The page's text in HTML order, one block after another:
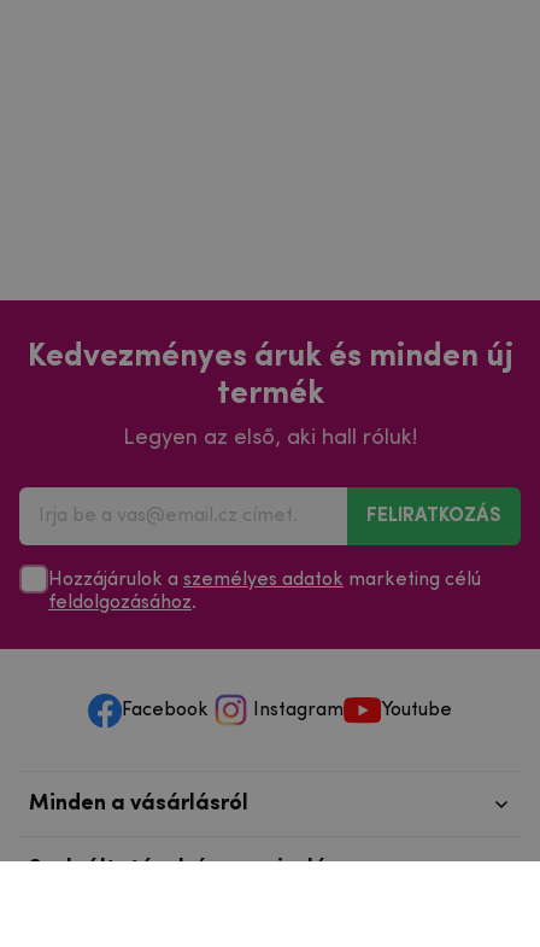
Kedvezményes áruk és minden új
termék
Legyen az első, aki hall róluk!
FELIRATKOZÁS
Hozzájárulok a személyes adatok marketing célú
feldolgozásához.
Facebook Instagram Youtube
Minden a vásárlásról